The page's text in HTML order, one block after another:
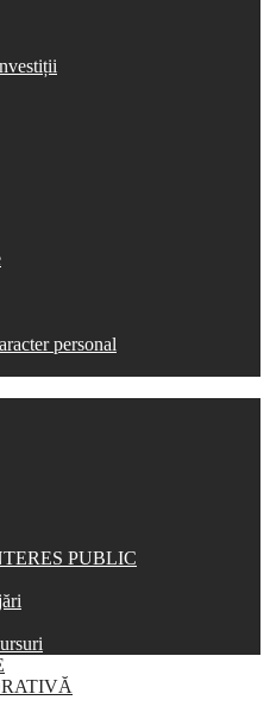
personal
PUBLIC